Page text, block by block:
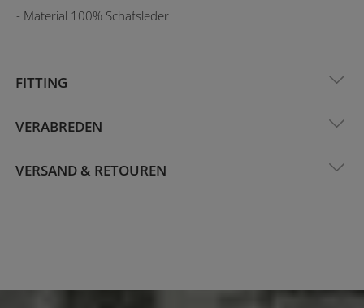
- Material 100% Schafsleder
FITTING
VERABREDEN
VERSAND & RETOUREN